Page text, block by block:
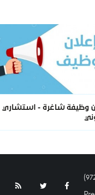
وظيفة شاغرة - استشاري